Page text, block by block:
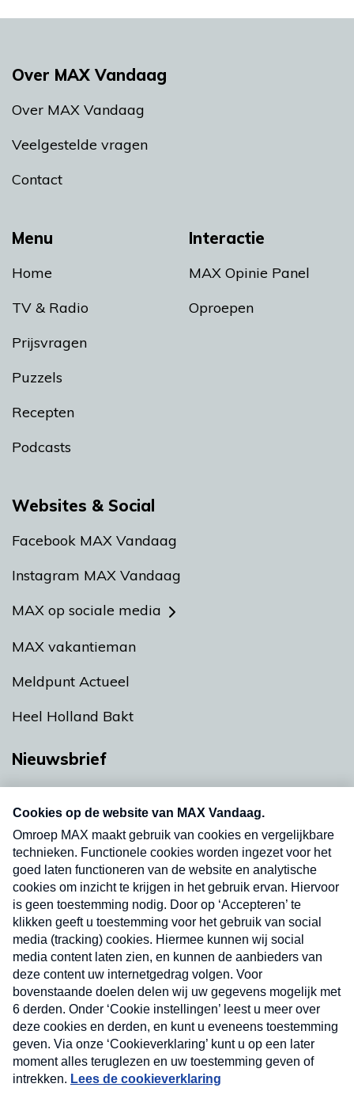
Menu
Home
TV & Radio
Prijsvragen
Puzzels
Recepten
Podcasts
Interactie
MAX Opinie Panel
Oproepen
Over MAX Vandaag
Over MAX Vandaag
Veelgestelde vragen
Contact
Websites & Social
Facebook MAX Vandaag
Instagram MAX Vandaag
MAX op sociale media
MAX vakantieman
Meldpunt Actueel
Heel Holland Bakt
Nieuwsbrief
nieuwsbrief. Elke vrijdag- en dinsdagochtend in
uw mailbox.
Verzend
Nieuwsbrief
Neem hier een gratis abonnement op onze
nieuwsbrief. Elke vrijdag- en dinsdagochtend in uw